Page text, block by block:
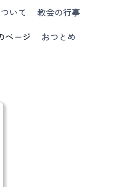
いて
教会の行事
ページ
おつとめ